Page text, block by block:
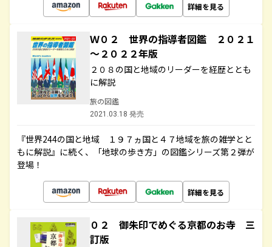
詳細を見る
Ｗ０２ 世界の指導者図鑑 ２０２１
～２０２２年版
２０８の国と地域のリーダーを経歴ととも
に解説
旅の図鑑
2021.03.18 発売
『世界244の国と地域 １９７ヵ国と４７地域を旅の雑学とと
もに解説』に続く、「地球の歩き方」の図鑑シリーズ第２弾が
登場！
詳細を見る
０２ 御朱印でめぐる京都のお寺 三
訂版